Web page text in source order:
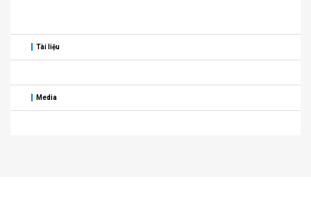
Tài liệu
Media